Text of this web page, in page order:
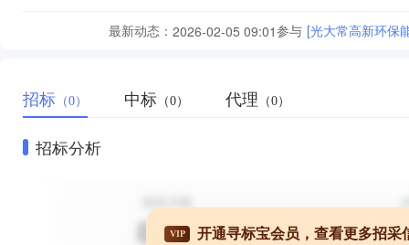
最新动态： 2026-02-05 09:01参与 [光大常高新环保
招标 （0） 中标 （0） 代理 （0）
招标分析
VIP 开通寻标宝会员，查看更多招采